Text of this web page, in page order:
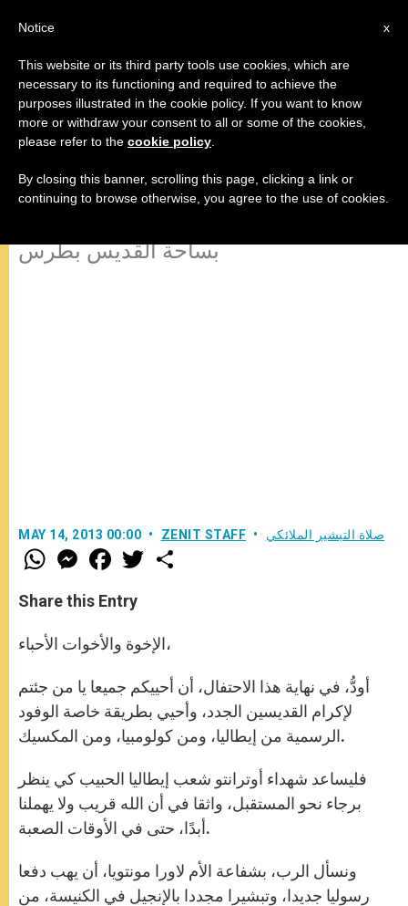
قداسة البابا فرنسيس صلاة:افرحي يا
ملكة السماء
بساحة القديس بطرس
MAY 14, 2013 00:00 ZENIT STAFF صلاة التبشير الملائكي
W
h
t
s
p
p
M
e
s
e
g
e
F
a
e
b
k
w
r
Share this Entry
الإخوة والأخوات الأحباء،
أودُّ، في نهاية هذا الاحتفال، أن أحييكم جميعا يا من جئتم
لإكرام القديسين الجدد، وأحيي بطريقة خاصة الوفود
الرسمية من إيطاليا، ومن كولومبيا، ومن المكسيك.
فليساعد شهداء أوترانتو شعب إيطاليا الحبيب كي ينظر
برجاء نحو المستقبل، واثقا في أن الله قريب ولا يهملنا
أبدًا، حتى في الأوقات الصعبة.
ونسأل الرب، بشفاعة الأم لاورا مونتويا، أن يهب دفعا
رسوليا جديدا، وتبشيرا مجددا بالإنجيل في الكنيسة، من
x
Notice
This website or its third party tools use cookies, which are
necessary to its functioning and required to achieve the
purposes illustrated in the cookie policy. If you want to know
more or withdraw your consent to all or some of the cookies,
please refer to the cookie policy
By closing this banner, scrolling this page, clicking a link or
continuing to browse otherwise, you agree to the use of cookies.